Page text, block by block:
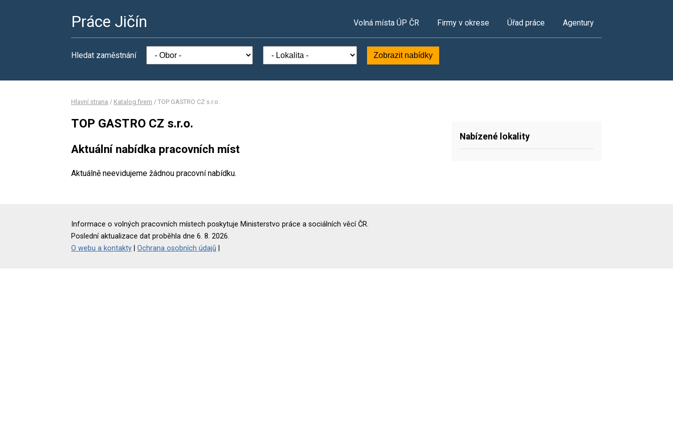
Práce Jičín Volná místa ÚP ČR Firmy v okrese Úřad práce Agentury
Hledat zaměstnání Zobrazit nabídky
Hlavní strana / Katalog firem / TOP GASTRO CZ s.r.o.
TOP GASTRO CZ s.r.o.
Aktuální nabídka pracovních míst
Aktuálně neevidujeme žádnou pracovní nabídku.
Nabízené lokality
Informace o volných pracovních místech poskytuje Ministerstvo práce a sociálních věcí ČR.
Poslední aktualizace dat proběhla dne 6. 8. 2026.
O webu a kontakty
Ochrana osobních údajů